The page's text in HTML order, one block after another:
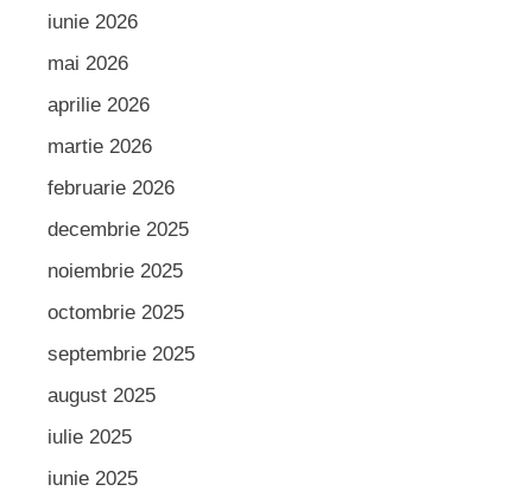
iunie 2026
mai 2026
aprilie 2026
martie 2026
februarie 2026
decembrie 2025
noiembrie 2025
octombrie 2025
septembrie 2025
august 2025
iulie 2025
iunie 2025